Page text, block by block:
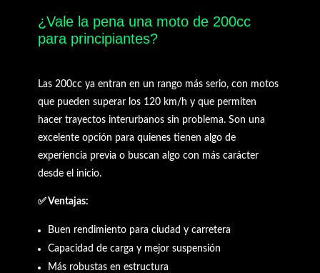
¿Vale la pena una moto de 200cc
para principiantes?
Las 200cc ya entran en un rango más serio, con motos
que pueden superar los 120 km/h y que permiten
hacer trayectos interurbanos sin problema. Son una
excelente opción para quienes tienen algo de
experiencia previa o buscan algo con más carácter
desde el inicio.
✅ Ventajas:
Buen rendimiento para ciudad y carretera
Capacidad de carga y mejor suspensión
Más robustas en estructura